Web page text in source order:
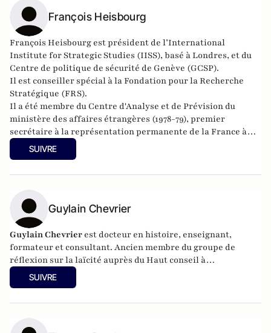
François Heisbourg
François Heisbourg est président de l’International
Institute for Strategic Studies (IISS), basé à Londres, et du
Centre de politique de sécurité de Genève (GCSP).
Il est conseiller spécial à la Fondation pour la Recherche
Stratégique (FRS).
Il a été membre du Centre d'Analyse et de Prévision du
ministère des affaires étrangères (1978-79), premier
secrétaire à la représentation permanente de la France à
l’ONU (1979-1981.
SUIVRE
Guylain Chevrier
Guylain Chevrier est docteur en histoire, enseignant,
formateur et consultant. Ancien membre du groupe de
réflexion sur la laïcité auprès du Haut conseil à
l’intégration. Dernier ouvrage :
travail social,L’Harmattan, sous la direction de Guylain
SUIVRE